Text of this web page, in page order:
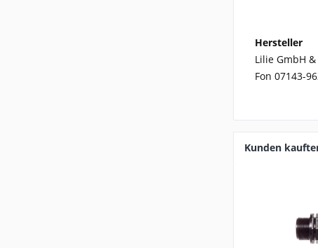
Hersteller
Lilie GmbH
Fon 07143-
Kunden